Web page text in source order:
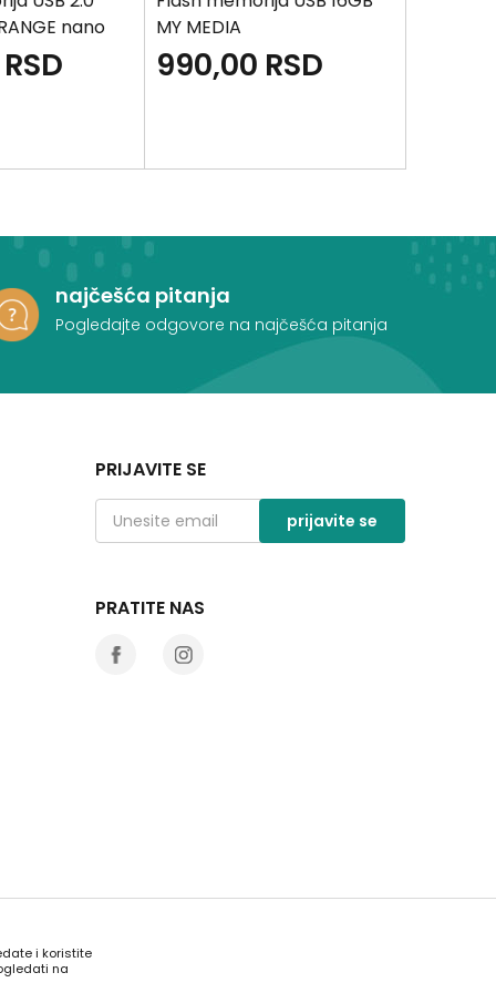
nano
RSD
MY MEDIA
990,00 RSD
najčešća pitanja
Pogledajte odgovore na najčešća pitanja
PRIJAVITE SE
prijavite se
PRATITE NAS
i koristite
na